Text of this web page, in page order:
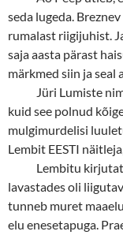
seda lugeda.
rumalast riigijuhist.
saja aasta pärast
märkmed siin ja seal
Jüri Lumiste
kuid see polnud
mulgimurdelisi
Lembit EESTI
Lembitu
lavastades oli
tunneb muret
elu enesetapuga.